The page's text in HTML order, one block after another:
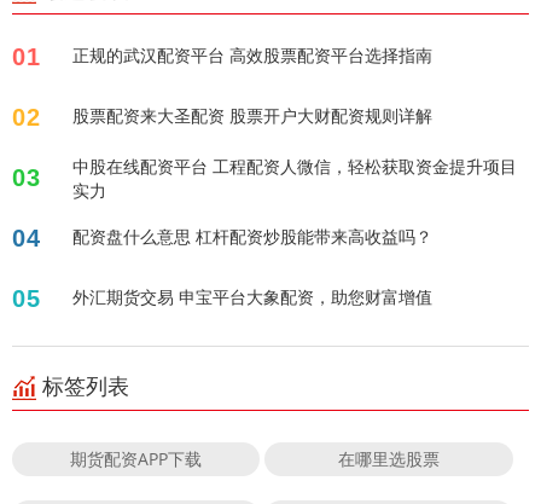
01 正规的武汉配资平台 高效股票配资平台选择指南
02 股票配资来大圣配资 股票开户大财配资规则详解
03
中股在线配资平台 工程配资人微信，轻松获取资金提升项目
实力
04 配资盘什么意思 杠杆配资炒股能带来高收益吗？
05 外汇期货交易 申宝平台大象配资，助您财富增值
标签列表
期货配资APP下载 在哪里选股票